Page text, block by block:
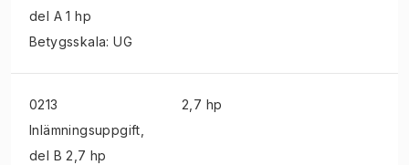
del A 1 hp
Betygsskala: UG
0213
Inlämningsuppgift
del B 2,7 hp
2,7 hp